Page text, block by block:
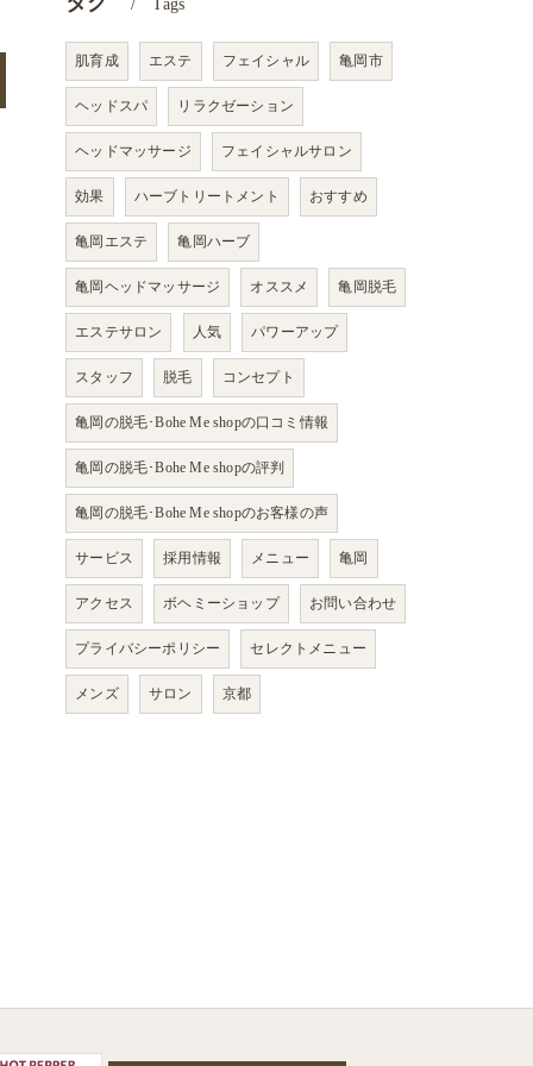
Tags
肌育成 エステ フェイシャル 亀岡市
ヘッドスパ リラクゼーション
ヘッドマッサージ フェイシャルサロン
効果 ハーブトリートメント おすすめ
亀岡エステ 亀岡ハーブ
亀岡ヘッドマッサージ オススメ 亀岡脱毛
エステサロン 人気 パワーアップ
スタッフ 脱毛 コンセプト
亀岡の脱毛･Bohe Me shopの口コミ情報
亀岡の脱毛･Bohe Me shopの評判
亀岡の脱毛･Bohe Me shopのお客様の声
サービス 採用情報 メニュー 亀岡
アクセス ボヘミーショップ お問い合わせ
プライバシーポリシー セレクトメニュー
メンズ サロン 京都